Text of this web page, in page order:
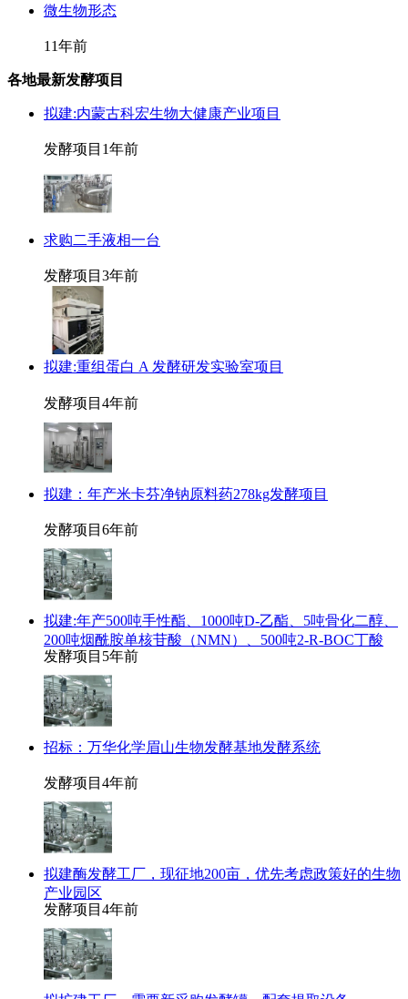
微生物形态
11年前
各地最新发酵项目
拟建:内蒙古科宏生物大健康产业项目
发酵项目 1年前
求购二手液相一台
发酵项目 3年前
拟建:重组蛋白 A 发酵研发实验室项目
发酵项目 4年前
拟建：年产米卡芬净钠原料药278kg发酵项目
发酵项目 6年前
拟建:年产500吨手性酯、1000吨D-乙酯、5吨骨化二醇、
200吨烟酰胺单核苷酸（NMN）、500吨2-R-BOC丁酸
发酵项目 5年前
招标：万华化学眉山生物发酵基地发酵系统
发酵项目 4年前
拟建酶发酵工厂，现征地200亩，优先考虑政策好的生物
产业园区
发酵项目 4年前